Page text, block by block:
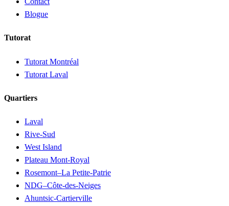
Blogue
Tutorat
Tutorat Montréal
Tutorat Laval
Quartiers
Laval
Rive-Sud
West Island
Plateau Mont-Royal
Rosemont–La Petite-Patrie
NDG–Côte-des-Neiges
Ahuntsic-Cartierville